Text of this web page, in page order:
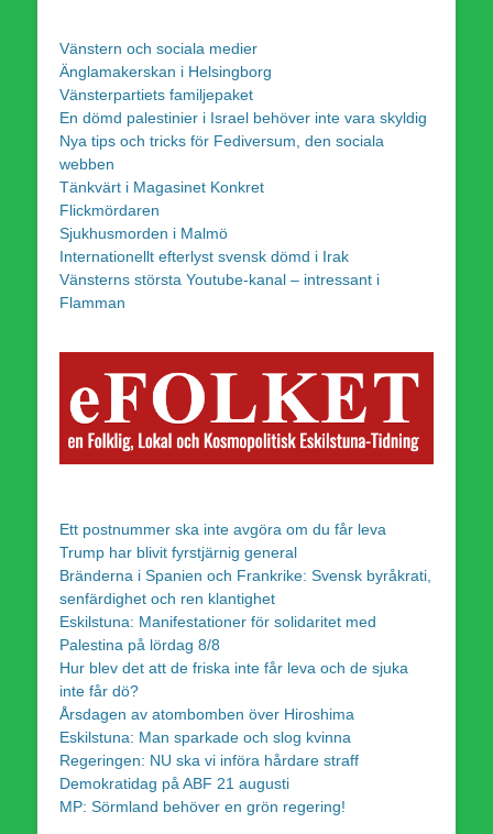
Vänstern och sociala medier
Änglamakerskan i Helsingborg
Vänsterpartiets familjepaket
En dömd palestinier i Israel behöver inte vara skyldig
Nya tips och tricks för Fediversum, den sociala
webben
Tänkvärt i Magasinet Konkret
Flickmördaren
Sjukhusmorden i Malmö
Internationellt efterlyst svensk dömd i Irak
Vänsterns största Youtube-kanal – intressant i
Flamman
Ett postnummer ska inte avgöra om du får leva
Trump har blivit fyrstjärnig general
Bränderna i Spanien och Frankrike: Svensk byråkrati,
senfärdighet och ren klantighet
Eskilstuna: Manifestationer för solidaritet med
Palestina på lördag 8/8
Hur blev det att de friska inte får leva och de sjuka
inte får dö?
Årsdagen av atombomben över Hiroshima
Eskilstuna: Man sparkade och slog kvinna
Regeringen: NU ska vi införa hårdare straff
Demokratidag på ABF 21 augusti
MP: Sörmland behöver en grön regering!